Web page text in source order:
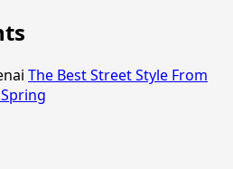
The Best Street Style From